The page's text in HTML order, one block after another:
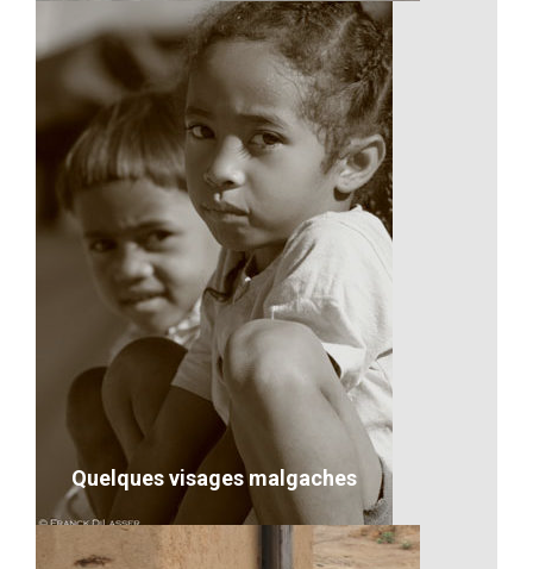
L’artisanat
VOIR LE DÉTAIL
Quelques visages malgaches